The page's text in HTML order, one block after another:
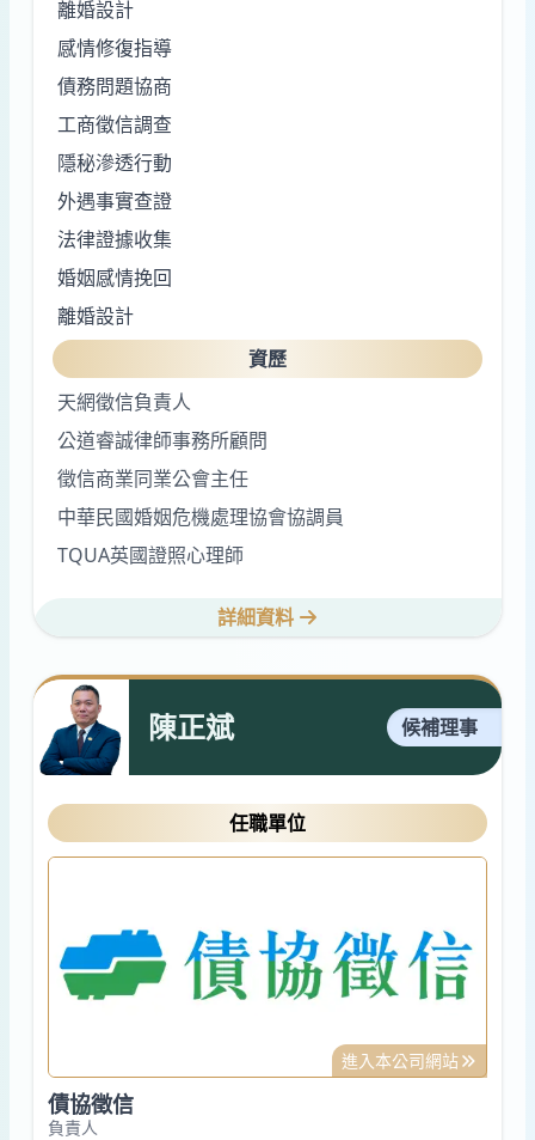
離婚設計
感情修復指導
債務問題協商
工商徵信調查
隱秘滲透行動
外遇事實查證
法律證據收集
婚姻感情挽回
離婚設計
資歷
天網徵信負責人
公道睿誠律師事務所顧問
徵信商業同業公會主任
中華民國婚姻危機處理協會協調員
TQUA英國證照心理師
詳細資料
陳正斌 候補理事
任職單位
進入本公司網站
債協徵信
負責人